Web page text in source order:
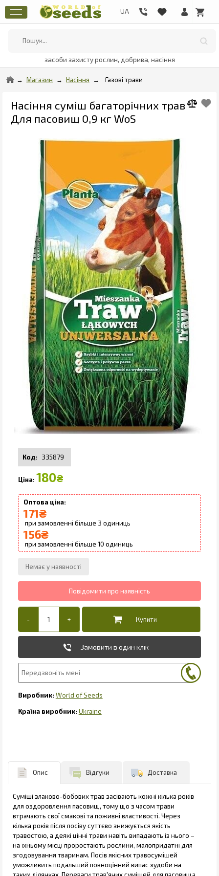
засоби захисту рослин, добрива, насіння
Магазин Насіння Газові трави
Насіння суміш багаторічних трав
Для пасовищ 0,9 кг WoS
335879
180₴
171₴
3
156₴
10
Замовити в один клік
World of Seeds
Ukraine
Опис Відгуки Доставка
Суміші злаково-бобових трав засівають кожні кілька років
для оздоровлення пасовищ, тому що з часом трави
втрачають свої смакові та поживні властивості. Через
кілька років після посіву суттєво знижується якість
травостою, а деякі цінні трави навіть випадають із нього –
на їхньому місці проростають рослини, малопридатні для
згодовування тваринам. Посів якісних травосумішей
уможливить подальший повноцінний випас худоби на